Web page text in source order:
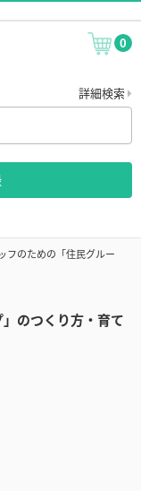
0
詳細検索
フのための「住民グルー
のつくり方・育て